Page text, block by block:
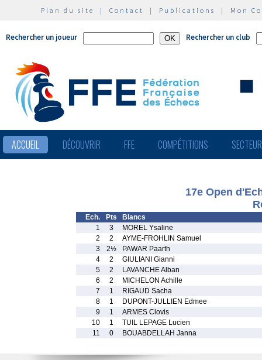
Plan du site | Contact | Publications | Mon
Rechercher un joueur Rechercher un club
ACCUEIL DÉCOUVRIR FFE COMPÉTITIONS
17e Open
Ech. Pts
Blancs
1
3
MOREL Ysaline
2
2
AYME-FROHLIN Samuel
3
2½
PAWAR Paarth
4
2
GIULIANI Gianni
5
2
LAVANCHE Alban
6
2
MICHELON Achille
7
1
RIGAUD Sacha
8
1
DUPONT-JULLIEN Edmee
9
1
ARMES Clovis
10
1
TUIL LEPAGE Lucien
11
0 BOUABDELLAH Janna